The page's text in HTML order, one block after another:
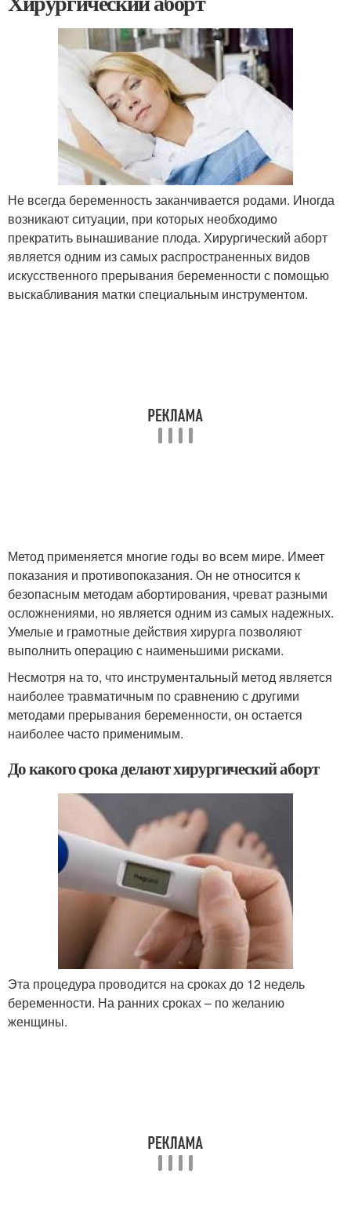
Не всегда беременность заканчивается родами. Иногда
возникают ситуации, при которых необходимо
прекратить вынашивание плода. Хирургический аборт
является одним из самых распространенных видов
искусственного прерывания беременности с помощью
выскабливания матки специальным инструментом.
Метод применяется многие годы во всем мире. Имеет
показания и противопоказания. Он не относится к
безопасным методам абортирования, чреват разными
осложнениями, но является одним из самых надежных.
Умелые и грамотные действия хирурга позволяют
выполнить операцию с наименьшими рисками.
Несмотря на то, что инструментальный метод является
наиболее травматичным по сравнению с другими
методами прерывания беременности, он остается
наиболее часто применимым.
До какого срока делают хирургический аборт
Эта процедура проводится на сроках до 12 недель
беременности. На ранних сроках – по желанию
женщины.